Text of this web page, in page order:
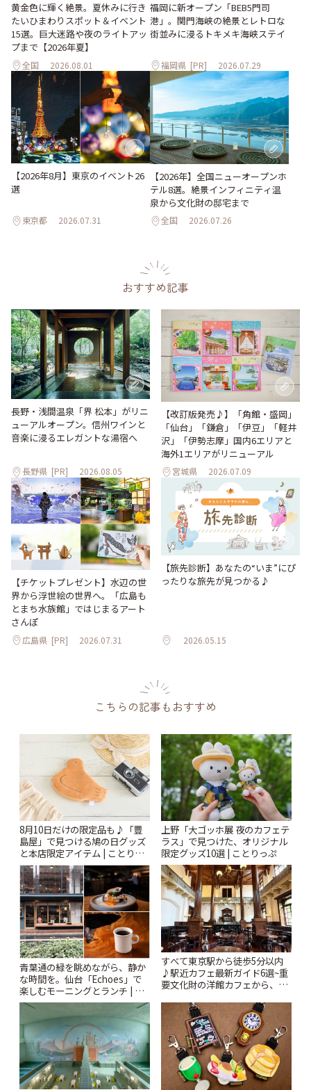
黄金色に輝く絶景。夏休みに行き
たいひまわりスポット＆イベント
15選。巨大迷路や夜のライトアッ
プまで【2026年夏】
全国 2026.08.01
福岡に新オープン「BEB5門司
港」。関門海峡の絶景とレトロな
街並みに浸るトキメキ海峡ステイ
福岡県 [PR] 2026.07.29
【2026年8月】東京のイベント26
選
東京都 2026.07.31
【2026年】全国ニューオープンホ
テル8選。絶景インフィニティ温
泉から文化財の邸宅まで
全国 2026.07.26
おすすめ記事
長野・浅間温泉「界 松本」がリニ
ューアルオープン。信州ワインと
音楽に浸るエレガントな湯宿へ
長野県 [PR] 2026.08.05
【改訂版発売♪】「角館・盛岡」
「仙台」「鎌倉」「伊豆」「軽井
沢」「伊勢志摩」国内6エリアと
海外1エリアがリニューアル
宮城県 2026.07.09
【チケットプレゼント】水辺の世
界から浮世絵の世界へ。「広島も
とまち水族館」ではじまるアート
さんぽ
広島県 [PR] 2026.07.31
【旅先診断】あなたの“いま”にぴ
ったりな旅先が見つかる♪
2026.05.15
こちらの記事もおすすめ
8月10日だけの限定品も♪「豊
島屋」で見つける鳩の日グッズ
と本店限定アイテム | ことりっ
ぷ
上野「大ゴッホ展 夜のカフェテ
ラス」で見つけた、オリジナル
限定グッズ10選 | ことりっぷ
青葉通の緑を眺めながら、静か
な時間を。仙台「Echoes」で
楽しむモーニングとランチ | こ
とりっぷ
すべて東京駅から徒歩5分以内
♪駅近カフェ最新ガイド6選~重
要文化財の洋館カフェから、改
りっぷ